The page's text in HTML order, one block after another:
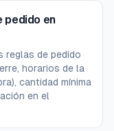
pedido en
reglas de pedido
horarios de la
cantidad mínima
en el